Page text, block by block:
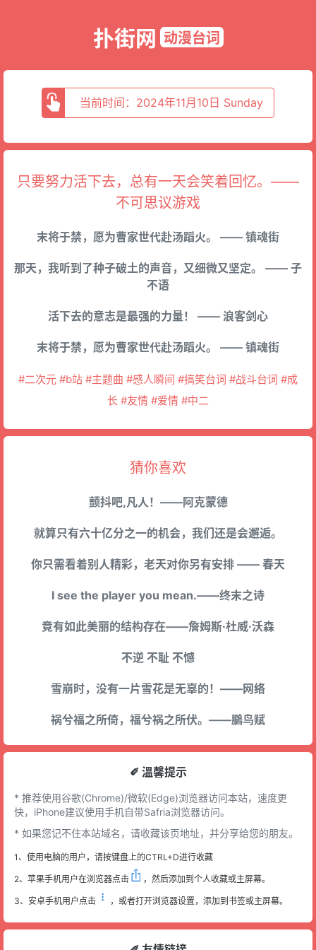
扑街网 动漫台词
当前时间：2024年11月10日 Sunday
只要努力活下去，总有一天会笑着回忆。——
不可思议游戏
末将于禁，愿为曹家世代赴汤蹈火。 —— 镇魂街
那天，我听到了种子破土的声音，又细微又坚定。 —— 子
不语
活下去的意志是最强的力量！ —— 浪客剑心
末将于禁，愿为曹家世代赴汤蹈火。 —— 镇魂街
#二次元 #b站 #主题曲 #感人瞬间 #搞笑台词 #战斗台词 #成
长 #友情 #爱情 #中二
猜你喜欢
颤抖吧,凡人！——阿克蒙德
就算只有六十亿分之一的机会，我们还是会邂逅。
你只需看着别人精彩，老天对你另有安排 —— 春天
I see the player you mean.——终末之诗
竟有如此美丽的结构存在——詹姆斯·杜威·沃森
不逆 不耻 不憾
雪崩时，没有一片雪花是无辜的！——网络
祸兮福之所倚，福兮祸之所伏。——鵩鸟赋
✐ 溫馨提示
* 推荐使用谷歌(Chrome)/微软(Edge)浏览器访问本站，速度更
快，iPhone建议使用手机自带Safria浏览器访问。
* 如果您记不住本站域名，请收藏该页地址，并分享给您的朋友。
1、使用电脑的用户，请按键盘上的CTRL+D进行收藏
2、苹果手机用户在浏览器点击 ，然后添加到个人收藏或主屏幕。
3、安卓手机用户点击 ，或者打开浏览器设置，添加到书签或主屏幕。